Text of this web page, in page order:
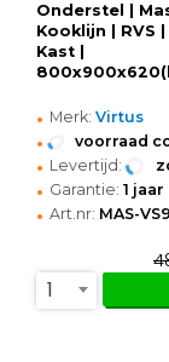
Onderstel |
Kooklijn | RVS
Kast |
• Merk: Virtus
• voorraad
• Levertijd:
• Garantie: 1 jaar
• Art.nr: MAS-
1